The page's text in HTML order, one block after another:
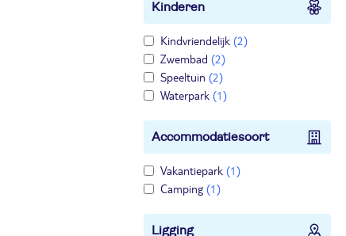
Kinderen
Kindvriendelijk (2)
Zwembad (2)
Speeltuin (2)
Waterpark (1)
Accommodatiesoort
Vakantiepark (1)
Camping (1)
Ligging